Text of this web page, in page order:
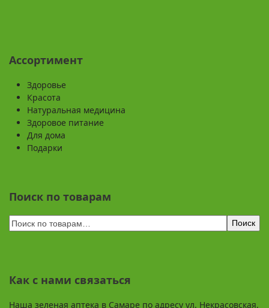
Ассортимент
Здоровье
Красота
Натуральная медицина
Здоровое питание
Для дома
Подарки
Поиск по товарам
Поиск
Как с нами связаться
Наша зеленая аптека в Самаре по адресу ул. Некрасовская,